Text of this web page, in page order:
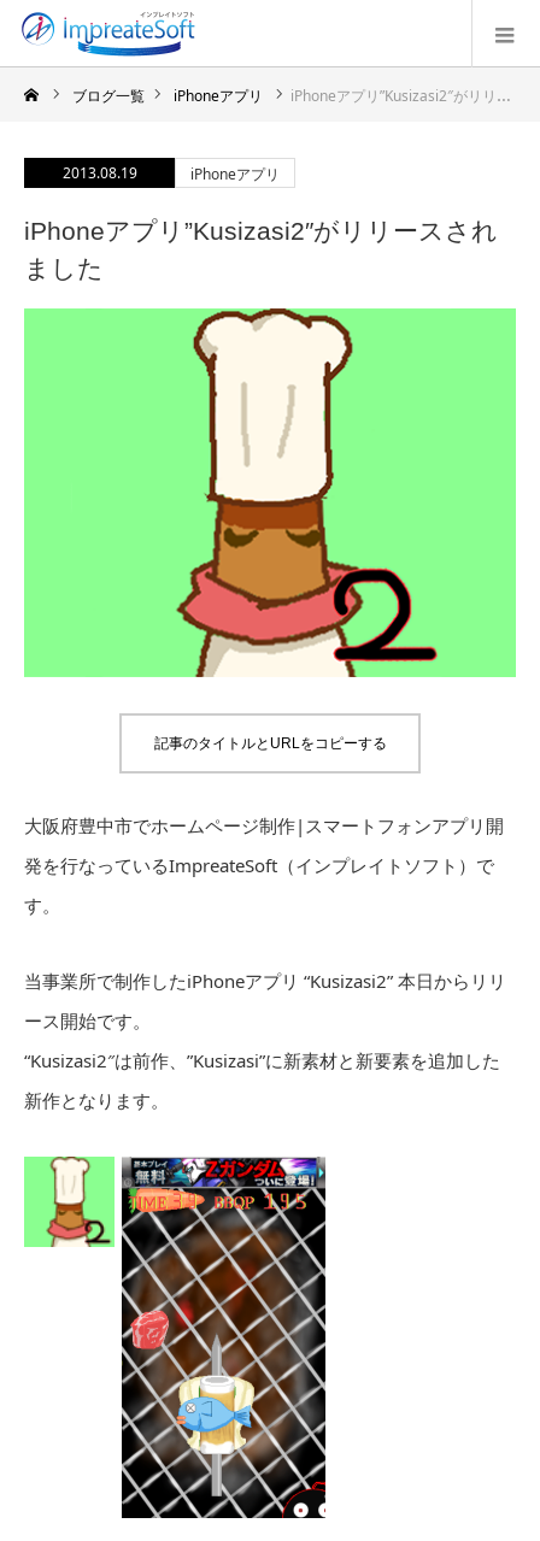
ブログ一覧 iPhoneアプリ iPhoneアプリ”Kusizasi2″がリリースされました
2013.08.19 iPhoneアプリ
iPhoneアプリ”Kusizasi2″がリリースされ
ました
記事のタイトルとURLをコピーする
大阪府豊中市でホームページ制作|スマートフォンアプリ開
発を行なっているImpreateSoft（インプレイトソフト）で
す。
当事業所で制作したiPhoneアプリ “Kusizasi2” 本日からリリ
ース開始です。
“Kusizasi2″は前作、”Kusizasi”に新素材と新要素を追加した
新作となります。